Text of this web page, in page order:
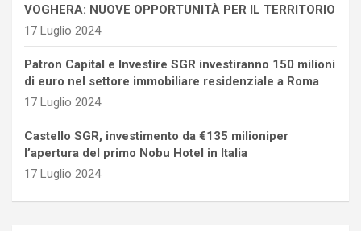
VOGHERA: NUOVE OPPORTUNITÀ PER IL TERRITORIO
17 Luglio 2024
Patron Capital e Investire SGR investiranno 150 milioni
di euro nel settore immobiliare residenziale a Roma
17 Luglio 2024
Castello SGR, investimento da €135 milioniper
l’apertura del primo Nobu Hotel in Italia
17 Luglio 2024